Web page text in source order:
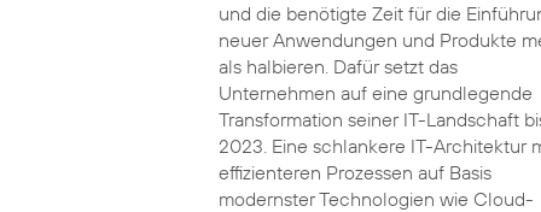
und die benötigte Zeit für die
neuer Anwendungen und Produkte
als halbieren. Dafür setzt das
Unternehmen auf eine grundlegende
Transformation seiner IT-Landschaft
2023. Eine schlankere IT-Architektur
effizienteren Prozessen auf Basis
modernster Technologien wie Cloud-